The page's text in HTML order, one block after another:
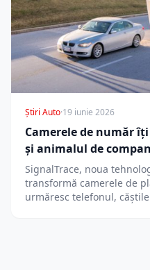
Știri Auto·19 iunie 2026
Camerele de număr
și animalul de
SignalTrace, noua
transformă camerele de
urmăresc telefonul,